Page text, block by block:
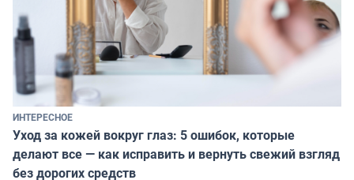
ИНТЕРЕСНОЕ
Уход за кожей вокруг глаз: 5 ошибок, которые
делают все — как исправить и вернуть свежий взгляд
без дорогих средств